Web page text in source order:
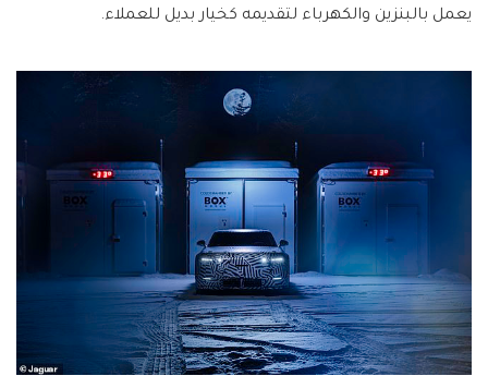
يعمل بالبنزين والكهرباء لتقديمه كخيار بديل للعملاء.